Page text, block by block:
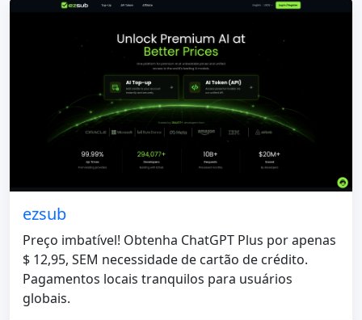
ezsub
Preço imbatível! Obtenha ChatGPT Plus por apenas
$ 12,95, SEM necessidade de cartão de crédito.
Pagamentos locais tranquilos para usuários
globais.